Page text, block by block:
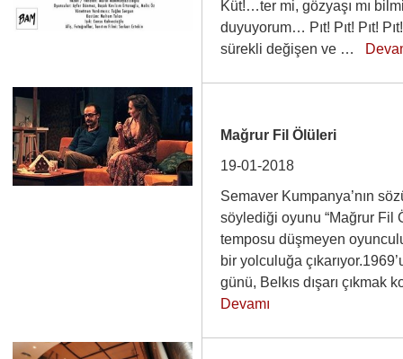
Küt!…ter mi, gözyaşı mı
duyuyorum… Pıt! Pıt! Pıt!
sürekli değişen ve …
Mağrur Fil Ölüleri
19-01-2018
Semaver Kumpanya’nın
söylediği oyunu “Mağrur Fil
temposu düşmeyen
bir yolculuğa
günü, Belkıs dışarı
Devamı